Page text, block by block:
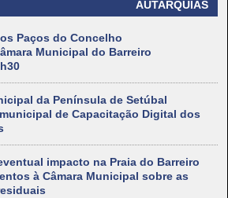
AUTARQUIAS
Paços do Concelho
Municipal do Barreiro
da Península de Setúbal
de Capacitação Digital dos
impacto na Praia do Barreiro
à Câmara Municipal sobre as